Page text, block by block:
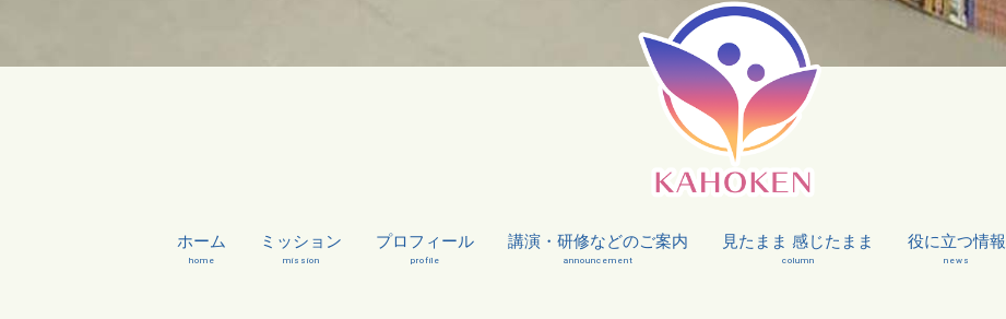
ホーム
home
ミッション
mission
プロフィール
profile
講演・研修などのご案内
announcement
見たまま 感じたまま
column
役に立つ情報
news